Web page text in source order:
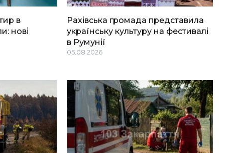
в
нові
Рахівська громада представила
українську культуру на фестивалі
в Румунії
05.08.2026